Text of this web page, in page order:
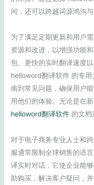
间，还可以跨越词源鸿沟
为了满足定期更新和用户
资源和改进，以增强功能
包、更快的实时翻译速度
helloword翻译软件 的专
南到常见问题，确保用户
用他们的体验。无论是在
helloword翻译软件的文档
对于电子商务专业人士和
服通常限制全球销售的语
译实时对话，它使企业能
助购买，解决客户疑问，